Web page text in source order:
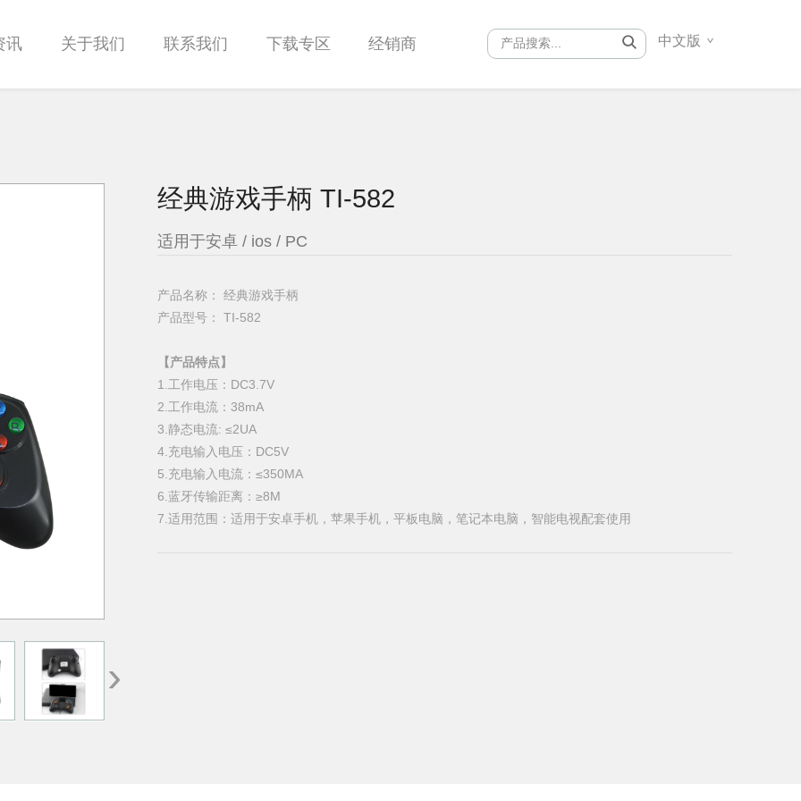
讯 关于我们 联系我们 下载专区 经销商 中文版
›
经典游戏手柄 TI-582
适用于安卓 / ios / PC
产品名称： 经典游戏手柄
产品型号： TI-582
【产品特点】
1.工作电压：DC3.7V
2.工作电流：38mA
3.静态电流: ≤2UA
4.充电输入电压：DC5V
5.充电输入电流：≤350MA
6.蓝牙传输距离：≥8M
7.适用范围：适用于安卓手机，苹果手机，平板电脑，笔记本电脑，智能电视配套使用